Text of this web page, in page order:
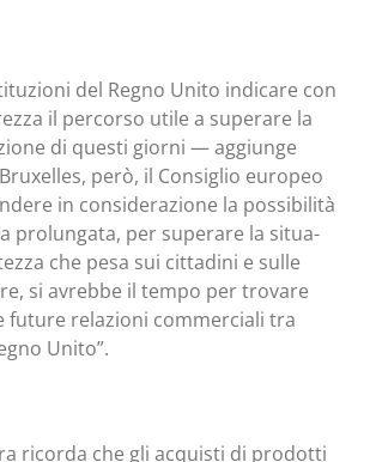
del Regno Uni­to indi­ca­re con
il per­cor­so uti­le a supe­ra­re la
di que­sti gior­ni — aggiun­ge
però, il Con­si­glio euro­peo
in con­si­de­ra­zio­ne la pos­si­bi­li­tà
pro­lun­ga­ta, per supe­ra­re la situa­
che pesa sui cit­ta­di­ni e sul­le
si avreb­be il tem­po per tro­va­re
futu­re rela­zio­ni com­mer­cia­li tra
Unito”.
ricor­da che gli acqui­sti di pro­dot­ti